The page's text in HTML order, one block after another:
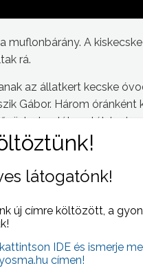
muflonbárány. A
rá.
az állatkert kecske
Gábor. Három óránként
a látogatók is
amelyek április
HÍREI
látogatónk!
új címre költözött, a
IDE és ismerje
címen!